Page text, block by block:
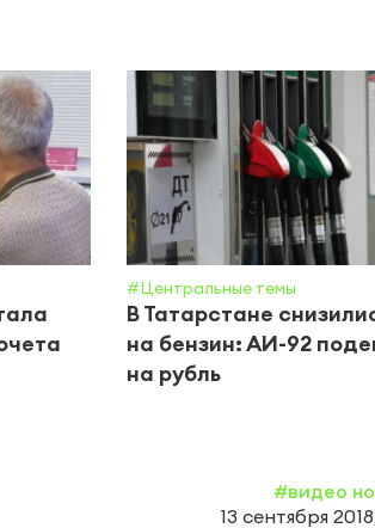
#Центральные темы
В Татарстане
на бензин: АИ-92
на рубль
#видео
13 сентября